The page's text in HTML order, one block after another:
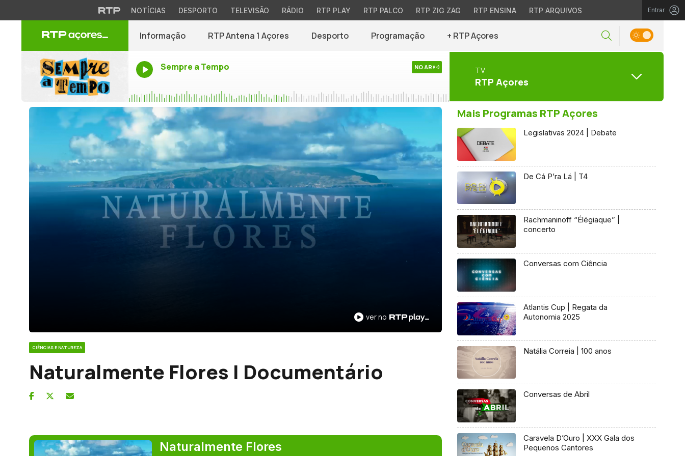
NOTÍCIAS DESPORTO TELEVISÃO RÁDIO RTP PLAY RTP PALCO RTP ZIG ZAG RTP ENSINA RTP ARQUIVOS Entrar
Informação RTP Antena 1 Açores Desporto Programação + RTP Açores
Sempre a Tempo NO AR TV
RTP Açores
ver no
CIÊNCIAS E NATUREZA
Naturalmente Flores | Documentário
Naturalmente Flores
Mais Programas RTP Açores
Legislativas 2024 | Debate
De Cá P’ra Lá | T4
Rachmaninoff “Élégiaque” |
concerto
Conversas com Ciência
Atlantis Cup | Regata da
Autonomia 2025
Natália Correia | 100 anos
Conversas de Abril
Caravela D’Ouro | XXX Gala dos
Pequenos Cantores